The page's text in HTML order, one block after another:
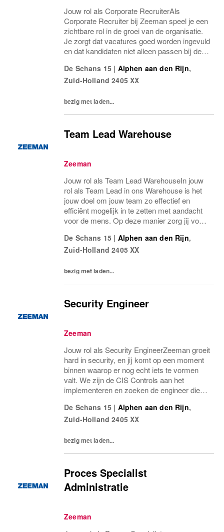
Jouw rol als Corporate RecruiterAls
Corporate Recruiter bij Zeeman speel je een
zichtbare rol in de groei van de organisatie.
Je zorgt dat vacatures goed worden ingevuld
en dat kandidaten niet alleen passen bij de
Je schakelt in een driehoeksverhouding...
De Schans 15 | Alphen aan den Rijn,
Zuid-Holland 2405 XX
bezig met laden...
Team Lead Warehouse
Zeeman
Jouw rol als Team Lead WarehouseIn jouw
rol als Team Lead in ons Warehouse is het
jouw doel om jouw team zo effectief en
efficiënt mogelijk in te zetten met aandacht
voor de mens. Op deze manier zorg jij voor
goederenstroom. Je borgt daarbij de
kwaliteit...
De Schans 15 | Alphen aan den Rijn,
Zuid-Holland 2405 XX
bezig met laden...
Security Engineer
Zeeman
Jouw rol als Security EngineerZeeman groeit
hard in security, en jij komt op een moment
binnen waarop er nog echt iets te vormen
valt. We zijn de CIS Controls aan het
implementeren en zoeken de engineer die
een afgewerkte securitymachine beheert,
maar...
De Schans 15 | Alphen aan den Rijn,
Zuid-Holland 2405 XX
bezig met laden...
Proces Specialist
Administratie
Zeeman